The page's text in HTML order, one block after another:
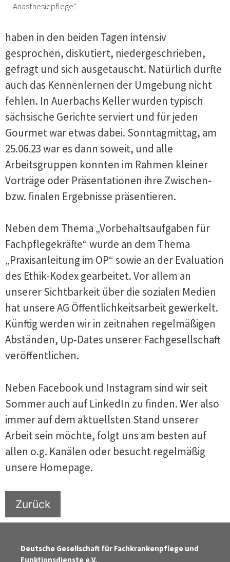
Anästhesiepflege“.
haben in den beiden Tagen intensiv
gesprochen, diskutiert, niedergeschrieben,
gefragt und sich ausgetauscht. Natürlich durfte
auch das Kennenlernen der Umgebung nicht
fehlen. In Auerbachs Keller wurden typisch
sächsische Gerichte serviert und für jeden
Gourmet war etwas dabei. Sonntagmittag, am
25.06.23 war es dann soweit, und alle
Arbeitsgruppen konnten im Rahmen kleiner
Vorträge oder Präsentationen ihre Zwischen-
bzw. finalen Ergebnisse präsentieren.
Neben dem Thema „Vorbehaltsaufgaben für
Fachpflegekräfte“ wurde an dem Thema
„Praxisanleitung im OP“ sowie an der Evaluation
des Ethik-Kodex gearbeitet. Vor allem an
unserer Sichtbarkeit über die sozialen Medien
hat unsere AG Öffentlichkeitsarbeit gewerkelt.
Künftig werden wir in zeitnahen regelmäßigen
Abständen, Up-Dates unserer Fachgesellschaft
veröffentlichen.
Neben Facebook und Instagram sind wir seit
Sommer auch auf LinkedIn zu finden. Wer also
immer auf dem aktuellsten Stand unserer
Arbeit sein möchte, folgt uns am besten auf
allen o.g. Kanälen oder besucht regelmäßig
unsere Homepage.
Zurück
Deutsche Gesellschaft für Fachkrankenpflege und
Funktionsdienste e.V.